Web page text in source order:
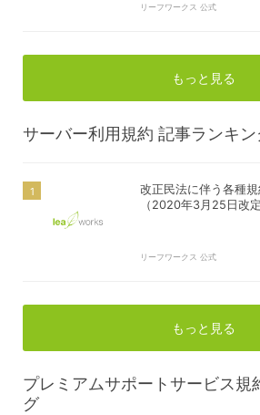
リーフワークス 公式
もっと見る
サーバー利用規約 記事ランキン
改正民法に伴う各種
（2020年3月25日改定
リーフワークス 公式
もっと見る
プレミアムサポートサービス規
グ